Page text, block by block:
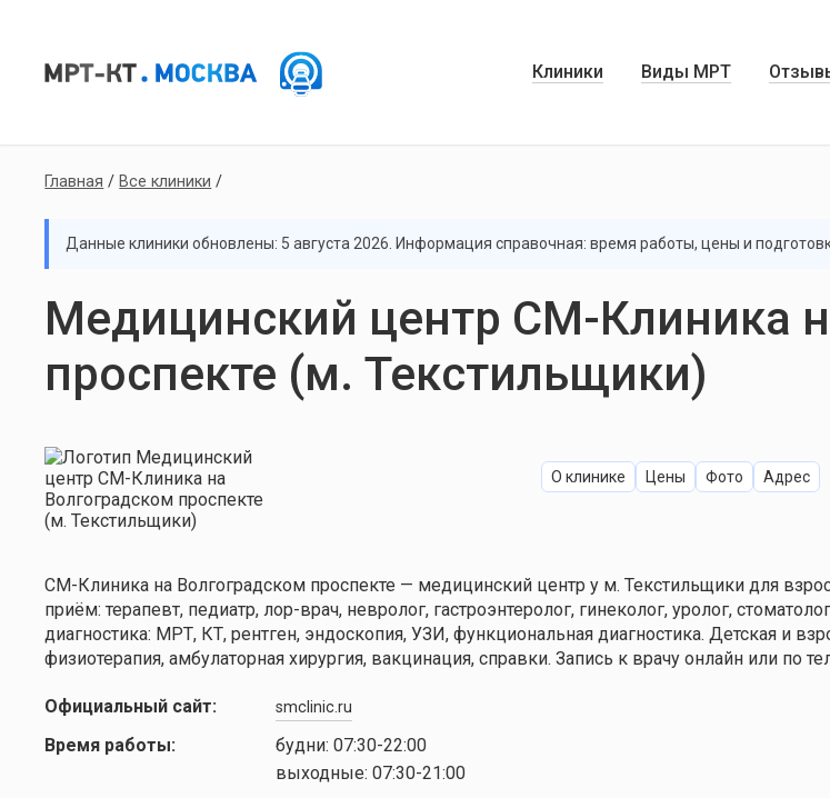
Клиники Виды МРТ
Главная / Все клиники /
Данные клиники обновлены: 5 августа 2026. Информация справочная: время работы, цены и
Медицинский центр СМ-Клиника
проспекте (м. Текстильщики)
О клинике Цены Фото Адрес
СМ-Клиника на Волгоградском проспекте — медицинский центр у м. Текстильщики для
приём: терапевт, педиатр, лор-врач, невролог, гастроэнтеролог, гинеколог, уролог,
диагностика: МРТ, КТ, рентген, эндоскопия, УЗИ, функциональная диагностика. Детская и
физиотерапия, амбулаторная хирургия, вакцинация, справки. Запись к врачу онлайн или по
Официальный сайт: smclinic.ru
Время работы: будни: 07:30-22:00
выходные: 07:30-21:00